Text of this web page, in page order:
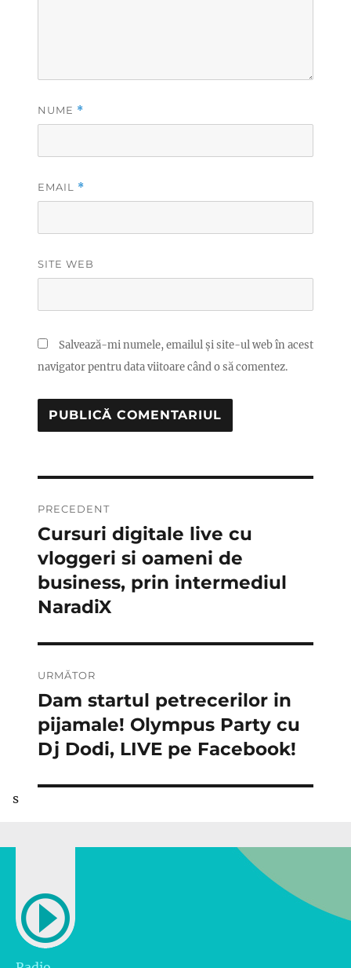
NUME *
EMAIL *
SITE WEB
Salvează-mi numele, emailul și site-ul web în acest
navigator pentru data viitoare când o să comentez.
în
articole
PRECEDENT
Articolul
anterior:
Cursuri digitale live cu
vloggeri si oameni de
business, prin intermediul
NaradiX
URMĂTOR
Articolul
următor:
Dam startul petrecerilor in
pijamale! Olympus Party cu
Dj Dodi, LIVE pe Facebook!
s